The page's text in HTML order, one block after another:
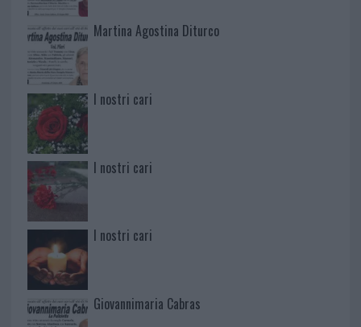
Martina Agostina Diturco
I nostri cari
I nostri cari
I nostri cari
Giovannimaria Cabras